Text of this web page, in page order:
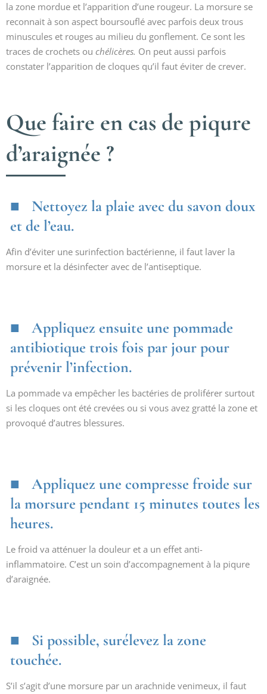
la zone mordue et l’apparition d’une rougeur. La morsure se
reconnait à son aspect boursouflé avec parfois deux trous
minuscules et rouges au milieu du gonflement. Ce sont les
traces de crochets ou chélicères. On peut aussi parfois
constater l’apparition de cloques qu’il faut éviter de crever.
Que faire en cas de piqure
d’araignée ?
Nettoyez la plaie avec du savon doux
et de l’eau.
Afin d’éviter une surinfection bactérienne, il faut laver la
morsure et la désinfecter avec de l’antiseptique.
Appliquez ensuite une pommade
antibiotique trois fois par jour pour
prévenir l’infection.
La pommade va empêcher les bactéries de proliférer surtout
si les cloques ont été crevées ou si vous avez gratté la zone et
provoqué d’autres blessures.
Appliquez une compresse froide sur
la morsure pendant 15 minutes toutes les
heures.
Le froid va atténuer la douleur et a un effet anti-
inflammatoire. C’est un soin d’accompagnement à la piqure
d’araignée.
Si possible, surélevez la zone
touchée.
S’il s’agit d’une morsure par un arachnide venimeux, il faut